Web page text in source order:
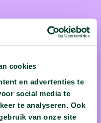
cookies
en advertenties te
social media te
te analyseren. Ook
van onze site
Human Resources
Vrije Universiteit van
met verhalen
zijn tijd als senior
In 2010 vertrok hij daar